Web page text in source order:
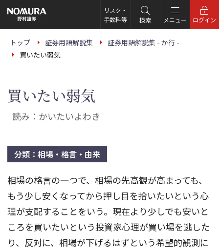
の
ー
リスク・
手数料等
検索 メニュー ログイン
トップ 証券用語解説集
証券用語解説集 - か行 -
買いたい弱気
買いたい弱気
読み：かいたいよわき
分類：相場・格言・由来
相場の格言の一つで、相場の先高観が高まっても、
もう少し安くなってから押し目を拾いたいという心
理が支配することをいう。現在より少しでも安いと
ころを買いたいという投資家心理が買い場を逃した
り、反対に、相場が下げるはずという希望的観測に